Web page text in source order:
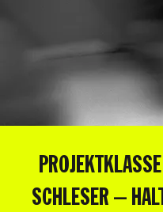
SCHLESER –